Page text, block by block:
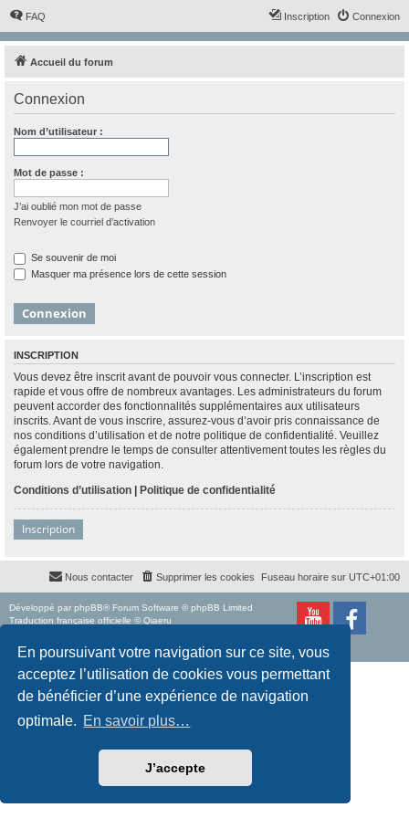
En poursuivant votre navigation sur ce site, vous
acceptez l’utilisation de cookies vous permettant
de bénéficier d’une expérience de navigation
optimale. En savoir plus…
J’accepte
FAQ Connexion
Inscription
Accueil du forum
Connexion
Nom d’utilisateur :
Mot de passe :
J’ai oublié mon mot de passe
Renvoyer le courriel d’activation
Se souvenir de moi
Masquer ma présence lors de cette session
INSCRIPTION
Vous devez être inscrit avant de pouvoir vous connecter. L’inscription est
rapide et vous offre de nombreux avantages. Les administrateurs du forum
peuvent accorder des fonctionnalités supplémentaires aux utilisateurs
inscrits. Avant de vous inscrire, assurez-vous d’avoir pris connaissance de
nos conditions d’utilisation et de notre politique de confidentialité. Veuillez
également prendre le temps de consulter attentivement toutes les règles du
forum lors de votre navigation.
Conditions d’utilisation | Politique de confidentialité
Inscription
Fuseau horaire sur UTC+01:00
Supprimer les cookies
Nous contacter
Développé par phpBB® Forum Software © phpBB Limited
Traduction française officielle © Qiaeru
Confidentialité
Conditions